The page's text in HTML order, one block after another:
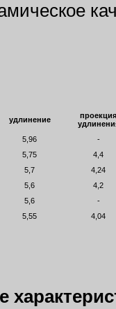
удлинение
проекция
5,96
-
5,75
4,4
5,7
4,24
5,6
4,2
5,6
-
5,55 4,04